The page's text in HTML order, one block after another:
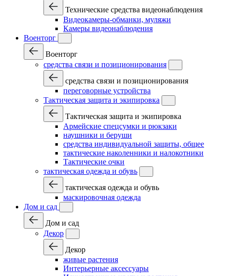
Технические средства видеонаблюдения
Видеокамеры-обманки, муляжи
Камеры видеонаблюдения
Военторг
Военторг
средства связи и позиционирования
средства связи и позиционирования
переговорные устройства
Тактическая защита и экипировка
Тактическая защита и экипировка
Армейские спецсумки и рюкзаки
наушники и беруши
средства индивидуальной защиты, общее
тактические наколенники и налокотники
Тактические очки
тактическая одежда и обувь
тактическая одежда и обувь
маскировочная одежда
Дом и сад
Дом и сад
Декор
Декор
живые растения
Интерьерные аксессуары